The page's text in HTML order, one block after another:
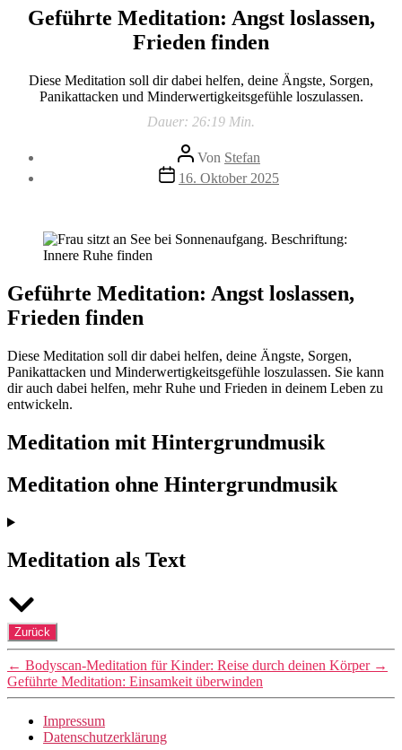
Geführte Meditation: Angst loslassen,
Frieden finden
Diese Meditation soll dir dabei helfen, deine Ängste, Sorgen,
Panikattacken und Minderwertigkeitsgefühle loszulassen.
Dauer: 26:19 Min.
Beitragsautor
Von Stefan
Beitragsdatum
16. Oktober 2025
Geführte Meditation: Angst loslassen,
Frieden finden
Diese Meditation soll dir dabei helfen, deine Ängste, Sorgen,
Panikattacken und Minderwertigkeitsgefühle loszulassen. Sie kann
dir auch dabei helfen, mehr Ruhe und Frieden in deinem Leben zu
entwickeln.
Meditation mit Hintergrundmusik
Meditation ohne Hintergrundmusik
Meditation als Text
← Bodyscan-Meditation für Kinder: Reise durch deinen Körper →
Geführte Meditation: Einsamkeit überwinden
Impressum
Datenschutzerklärung